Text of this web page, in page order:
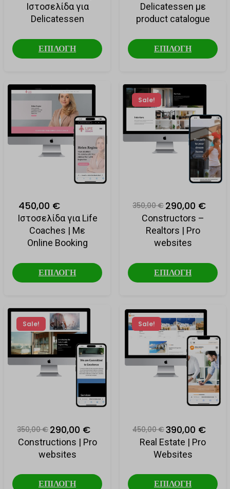
Ιστοσελίδα για
Delicatessen
ΕΠΙΛΟΓΗ
Delicatessen με
product catalogue
ΕΠΙΛΟΓΗ
450,00 €
Ιστοσελίδα για Life
Coaches | Με
Online Booking
ΕΠΙΛΟΓΗ
Sale!
350,00 € 290,00 €
Constructors –
Realtors | Pro
websites
ΕΠΙΛΟΓΗ
Sale!
350,00 € 290,00 €
Constructions | Pro
websites
ΕΠΙΛΟΓΗ
Sale!
450,00 €390,00 €
Real Estate | Pro
Websites
ΕΠΙΛΟΓΗ